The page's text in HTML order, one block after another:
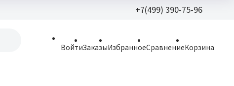
+7(499) 390-75-96
ВойтиЗаказыИзбранноеСравнениеКорзина